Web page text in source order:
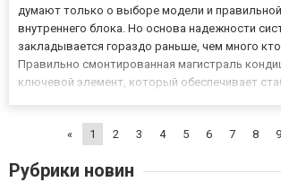
думают только о выборе модели и
внутреннего блока. Но основа надежности
закладывается гораздо раньше, чем много кто
Правильно смонтированная магистраль
ключевой элемент, который обеспечивает
« 1 2 3 4 5 6 7 8 9
Рубрики новин